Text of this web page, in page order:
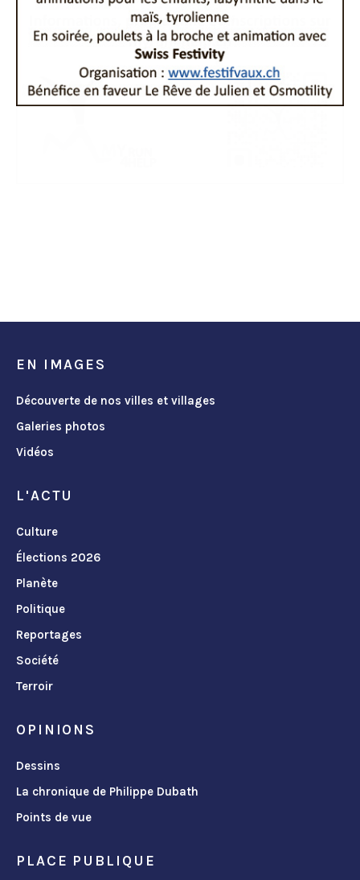
EN IMAGES
Découverte de nos villes et villages
Galeries photos
Vidéos
L'ACTU
Culture
Élections 2026
Planète
Politique
Reportages
Société
Terroir
OPINIONS
Dessins
La chronique de Philippe Dubath
Points de vue
PLACE PUBLIQUE